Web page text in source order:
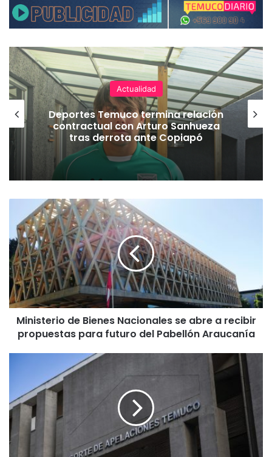
Actualidad
Deportes Temuco termina relación
contractual con Arturo Sanhueza
tras derrota ante Copiapó
i
s
t
e
r
i
e
s
N
a
Ministerio de Bienes Nacionales se abre a recibir
propuestas para futuro del Pabellón Araucanía
e
n